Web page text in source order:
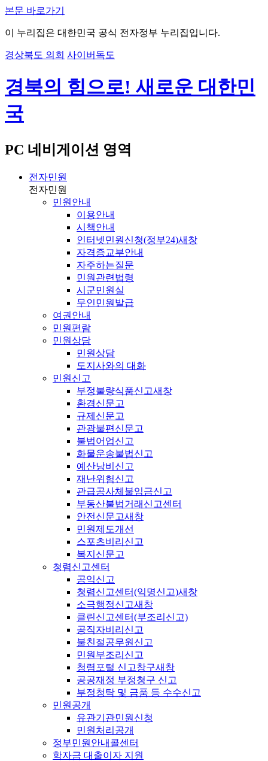
본문 바로가기
이 누리집은 대한민국 공식 전자정부 누리집입니다.
경상북도 의회 사이버독도
경북의 힘으로! 새로운 대한민
국
PC 네비게이션 영역
전자민원
전자민원
민원안내
이용안내
시책안내
인터넷민원신청(정부24)새창
자격증교부안내
자주하는질문
민원관련법령
시군민원실
무인민원발급
여권안내
민원편람
민원상담
민원상담
도지사와의 대화
민원신고
부정불량식품신고새창
환경신문고
규제신문고
관광불편신문고
불법어업신고
화물운송불법신고
예산낭비신고
재난위험신고
관급공사체불임금신고
부동산불법거래신고센터
안전신문고새창
민원제도개선
스포츠비리신고
복지신문고
청렴신고센터
공익신고
청렴신고센터(익명신고)새창
소극행정신고새창
클린신고센터(부조리신고)
공직자비리신고
불친절공무원신고
민원부조리신고
청렴포털 신고창구새창
공공재정 부정청구 신고
부정청탁 및 금품 등 수수신고
민원공개
유관기관민원신청
민원처리공개
정부민원안내콜센터
학자금 대출이자 지원